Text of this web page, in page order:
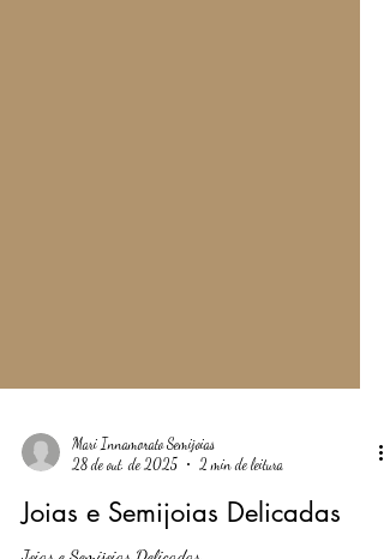
Mari Innamorato Semijoias
28 de out. de 2025